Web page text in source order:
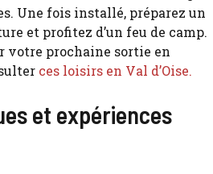
Une fois installé, préparez un
et profitez d’un feu de camp.
votre prochaine sortie en
ces loisirs en Val d’Oise.
et expériences